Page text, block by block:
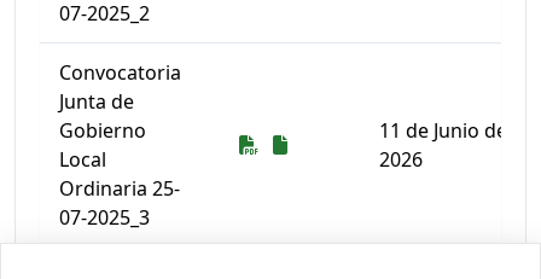
07-2025_2
Convocatoria
Junta de
Gobierno
Local
Ordinaria 25-
07-2025_3
Descarga
Descarga
11 de Junio de
2026